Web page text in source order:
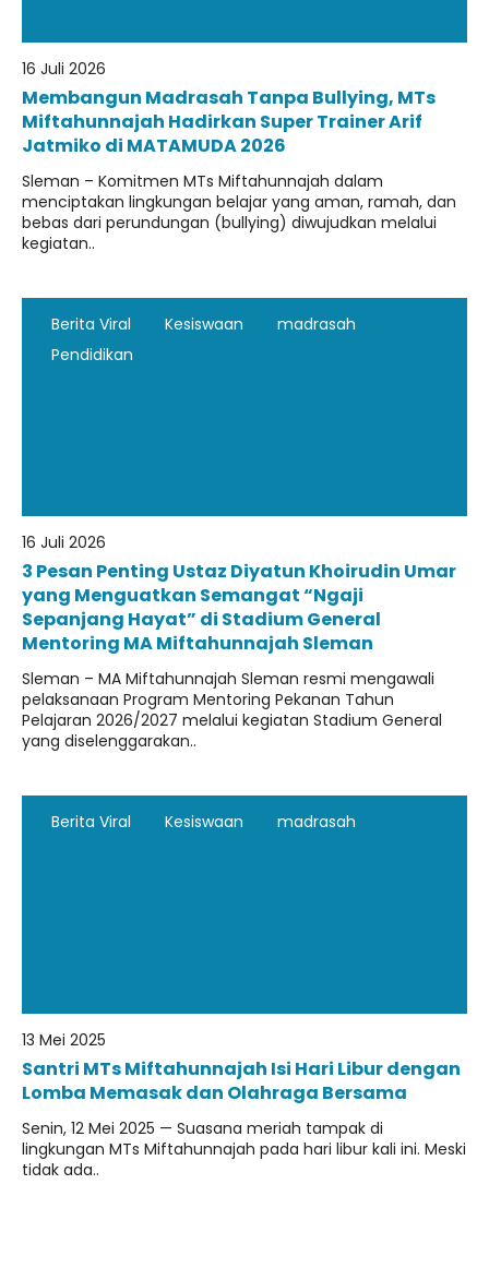
16 Juli 2026
Membangun Madrasah Tanpa Bullying, MTs
Miftahunnajah Hadirkan Super Trainer Arif
Jatmiko di MATAMUDA 2026
Sleman – Komitmen MTs Miftahunnajah dalam
menciptakan lingkungan belajar yang aman, ramah, dan
bebas dari perundungan (bullying) diwujudkan melalui
kegiatan..
Berita Viral Kesiswaan
madrasah
Pendidikan
16 Juli 2026
3 Pesan Penting Ustaz Diyatun Khoirudin Umar
yang Menguatkan Semangat “Ngaji
Sepanjang Hayat” di Stadium General
Mentoring MA Miftahunnajah Sleman
Sleman – MA Miftahunnajah Sleman resmi mengawali
pelaksanaan Program Mentoring Pekanan Tahun
Pelajaran 2026/2027 melalui kegiatan Stadium General
yang diselenggarakan..
Berita Viral Kesiswaan madrasah
13 Mei 2025
Santri MTs Miftahunnajah Isi Hari Libur dengan
Lomba Memasak dan Olahraga Bersama
Senin, 12 Mei 2025 — Suasana meriah tampak di
lingkungan MTs Miftahunnajah pada hari libur kali ini. Meski
tidak ada..